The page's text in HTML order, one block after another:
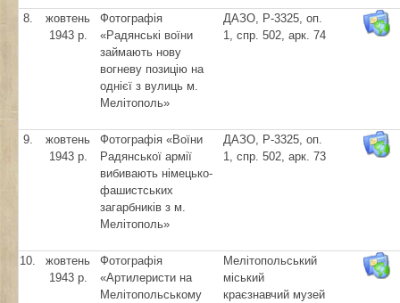
8.
жовтень
1943 р.
Фотографія
«Радянські воїни
займають нову
вогневу позицію на
однієї з вулиць м.
Мелітополь»
ДАЗО, Р-3325, оп.
1, спр. 502, арк. 74
9.
жовтень
1943 р.
Фотографія «Воїни
Радянської армії
вибивають німецько-
фашистських
загарбників з м.
Мелітополь»
ДАЗО, Р-3325, оп.
1, спр. 502, арк. 73
10.
жовтень
1943 р.
Фотографія
«Артилеристи на
Мелітопольському
Мелітопольський
міський
краєзнавчий музей